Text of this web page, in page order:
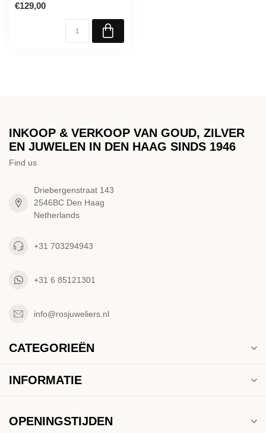
zilv...
€129,00
INKOOP & VERKOOP VAN GOUD, ZILVER
EN JUWELEN IN DEN HAAG SINDS 1946
Find us
Driebergenstraat 143
2546BC Den Haag
Netherlands
+31 703294943
+31 6 85121301
info@rosjuweliers.nl
CATEGORIEËN
INFORMATIE
OPENINGSTIJDEN